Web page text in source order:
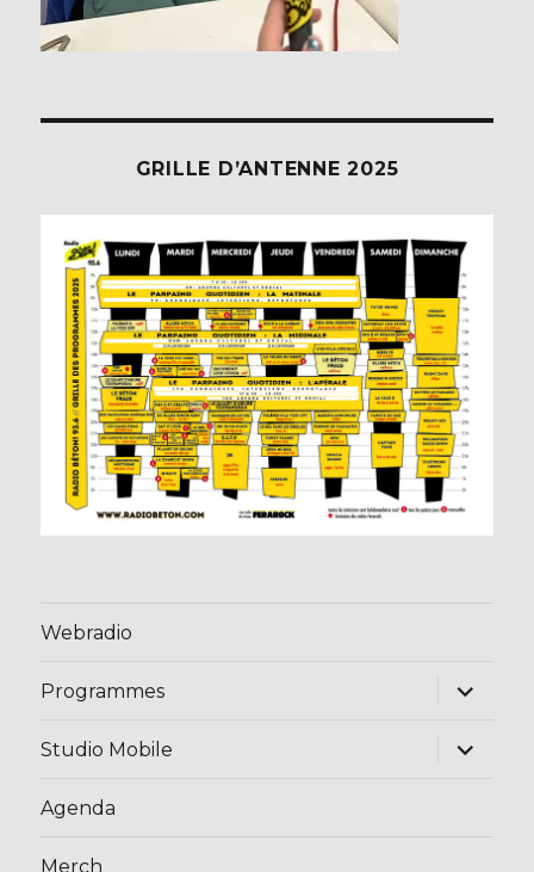
GRILLE D’ANTENNE 2025
Webradio
Programmes
ouvrir
menu
Studio Mobile
ouvrir
Agenda
Merch